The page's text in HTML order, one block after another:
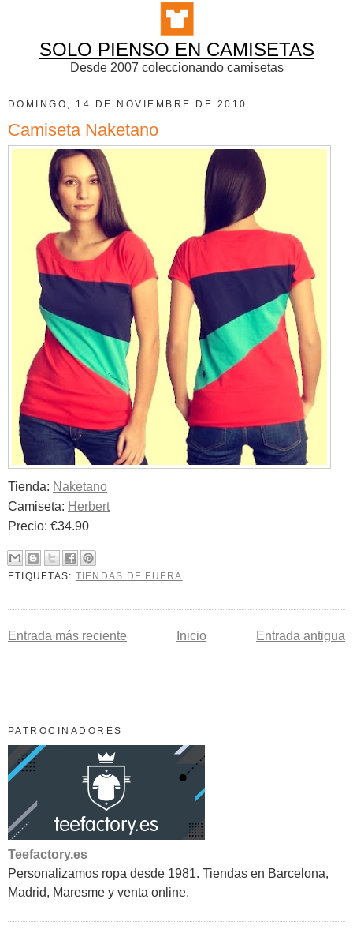
SOLO PIENSO EN CAMISETAS
Desde 2007 coleccionando camisetas
DOMINGO, 14 DE NOVIEMBRE DE 2010
Camiseta Naketano
Tienda: Naketano
Camiseta: Herbert
Precio: €34.90
ETIQUETAS: TIENDAS DE FUERA
Entrada más reciente Entrada antigua
Inicio
PATROCINADORES
Teefactory.es
Personalizamos ropa desde 1981. Tiendas en Barcelona,
Madrid, Maresme y venta online.